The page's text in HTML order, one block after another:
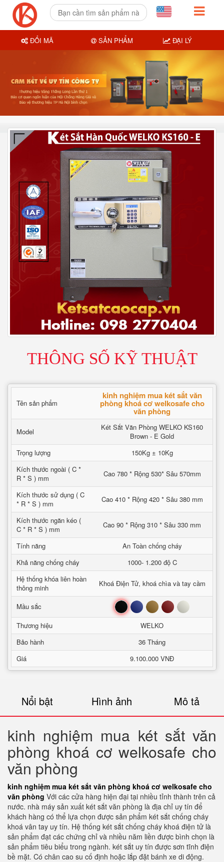
THÔNG SỐ KỸ THUẬT
Tên sản phẩm
kinh nghiệm mua két sắt văn
phòng khoá cơ welkosafe cho
văn phòng
Model
Két Sắt Văn Phòng WELKO KS160
Brown - E Gold
Trọng lượng
150Kg ± 10Kg
Kích thước ngoài ( C *
R * S ) mm
Cao 780 * Rộng 530* Sâu 570mm
Kích thước sử dụng ( C
* R * S ) mm
Cao 410 * Rộng 420 * Sâu 380 mm
Kích thước ngăn kéo (
C * R * S ) mm
Cao 90 * Rộng 310 * Sâu 330 mm
Tính năng
An Toàn chống cháy
Khả năng chống cháy
1000- 1.200 độ C
Hệ thống khóa liên hoàn
thông minh
Khoá Điện Tử, khoá chìa và tay cầm
Mầu sắc Đen Xanh Nâu Đỏ Trắng
Thương hiệu
WELKO
Bảo hành
36 Tháng
Giá
9.100.000 VNĐ
Nổi bật Hình ảnh Mô tả
kinh nghiệm mua két sắt văn
phòng khoá cơ welkosafe cho
văn phòng
kinh nghiệm mua két sắt văn phòng khoá cơ welkosafe cho
văn phòng Với các cửa hàng hiện đại tại nhiều tỉnh thành trên cả
nước. nhà máy sản xuất két sắt văn phòng là địa chỉ uy tín để
khách hàng có thể lựa chọn được sản phẩm két sắt chống cháy
khoá vân tay uy tín. Hệ thống két sắt chống cháy khoá điện tử là
sản phẩm đạt các chứng chỉ và nhiều năm liền được bình chọn là
sản phẩm tiêu biểu trong ngành. két sắt uy tín được sơn tĩnh điện
bề mặt. Có chân cao su cố định hoặc lắp đặt bánh xe di động.
ĐỔI MÃ SẢN PHẨM ĐẠI LÝ